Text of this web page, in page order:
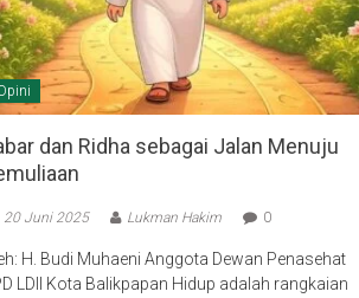
dan Ridha sebagai Jalan Menuju
20 Juni 2025 Lukman Hakim 0
H. Budi Muhaeni Anggota Dewan Penasehat
LDII Kota Balikpapan Hidup adalah rangkaian